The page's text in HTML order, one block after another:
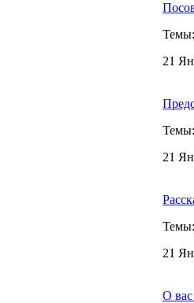
Темы:
21
Темы:
21
Темы:
21
О